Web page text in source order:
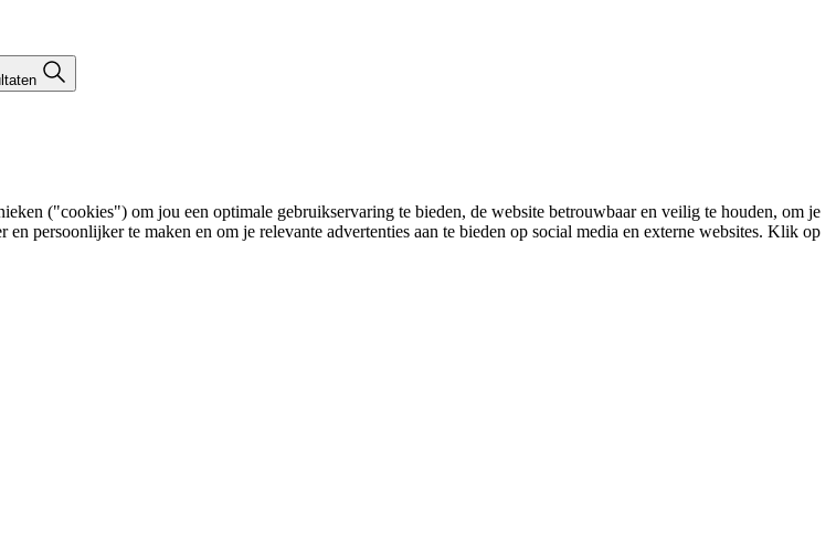
("cookies") om jou een optimale gebruikservaring te bieden, de website betrouwbaar en veilig te houden, om je
persoonlijker te maken en om je relevante advertenties aan te bieden op social media en externe websites. Klik op